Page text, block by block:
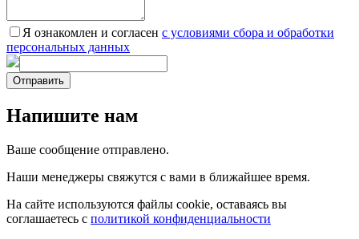
Я ознакомлен и согласен c условиями сбора и обработки
персональных данных
Отправить
Напишите нам
Ваше сообщение отправлено.
Наши менеджеры свяжутся с вами в ближайшее время.
На сайте используются файлы cookie, оставаясь вы
соглашаетесь с политикой конфиденциальности